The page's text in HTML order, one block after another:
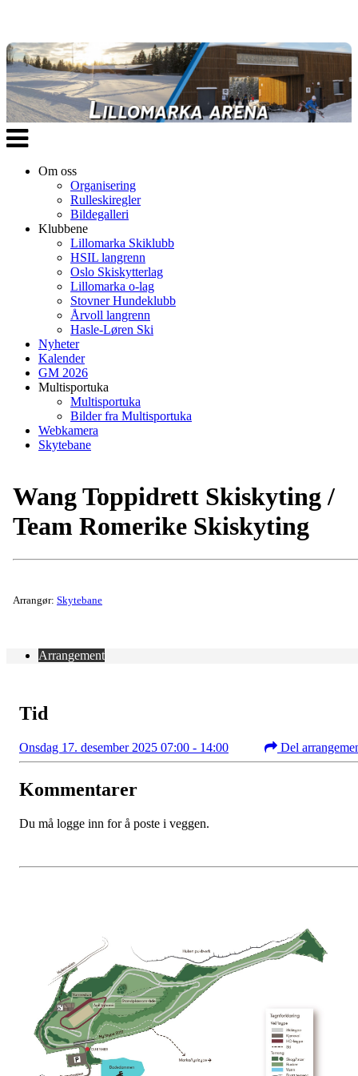
Veksle
navigasjon
Om oss
Organisering
Rulleskiregler
Bildegalleri
Klubbene
Lillomarka Skiklubb
HSIL langrenn
Oslo Skiskytterlag
Lillomarka o-lag
Stovner Hundeklubb
Årvoll langrenn
Hasle-Løren Ski
Nyheter
Kalender
GM 2026
Multisportuka
Multisportuka
Bilder fra Multisportuka
Webkamera
Skytebane
Wang Toppidrett Skiskyting /
Team Romerike Skiskyting
Arrangør: Skytebane
Arrangement
Tid
Onsdag 17. desember 2025 07:00 - 14:00 Del
Kommentarer
Du må logge inn for å poste i veggen.